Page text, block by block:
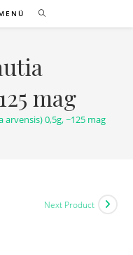
mag
0,5g, ~125 mag
Next Product